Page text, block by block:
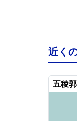
近く
五稜郭